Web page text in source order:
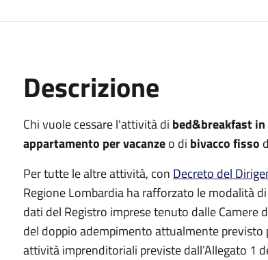
Descrizione
Chi vuole cessare l'attività di bed&breakfast
appartamento per vacanzeo di bivacco fisso
Per tutte le altre attività, con Decreto del
Regione Lombardia ha rafforzato le modalità
dati del Registro imprese tenuto dalle Camere
del doppio adempimento attualmente previsto
attività imprenditoriali previste dall’Allegato 1